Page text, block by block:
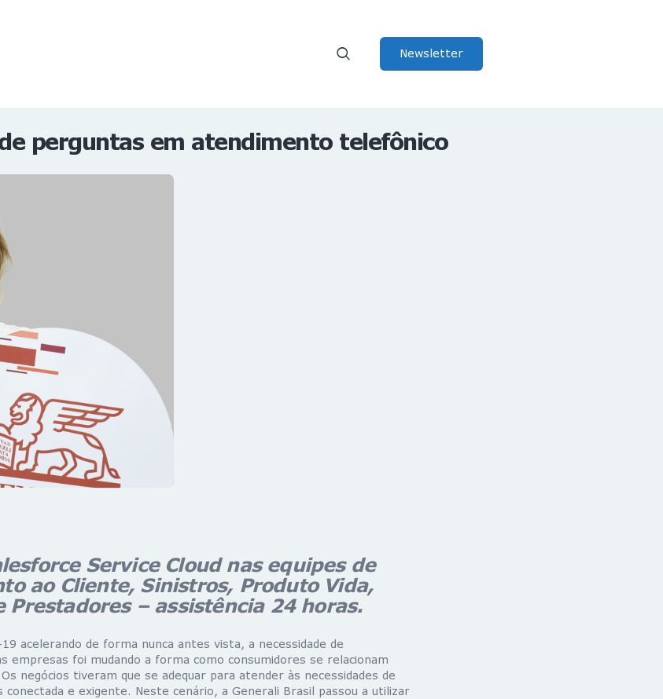
Newsletter
perguntas em atendimento telefônico
Service Cloud nas equipes de
ao Cliente, Sinistros, Produto Vida,
Prestadores – assistência 24 horas.
acelerando de forma nunca antes vista, a necessidade de
empresas foi mudando a forma como consumidores se relacionam
negócios tiveram que se adequar para atender às necessidades de
conectada e exigente. Neste cenário, a Generali Brasil passou a utilizar